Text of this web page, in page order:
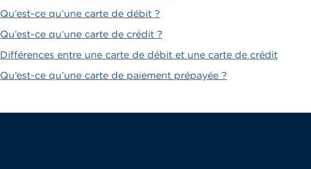
Qu’est-ce qu’une carte de débit ?
Qu’est-ce qu’une carte de crédit ?
Différences entre une carte de débit et une carte de crédit
Qu’est-ce qu’une carte de paiement prépayée ?